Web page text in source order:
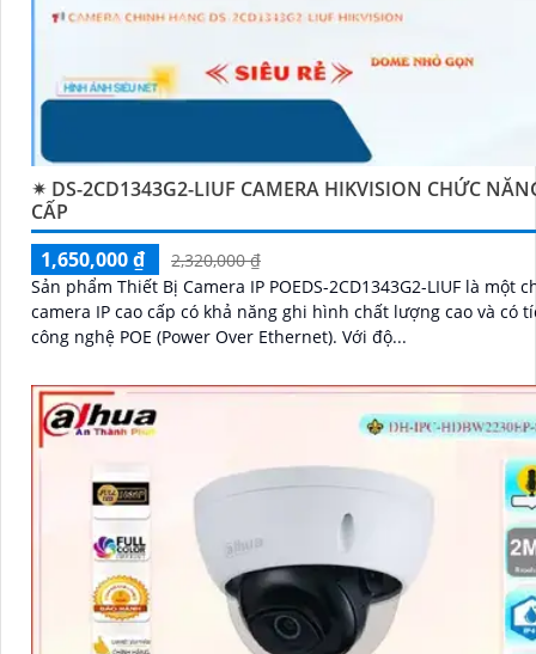
✴ DS-2CD1343G2-LIUF CAMERA HIKVISION CHỨC
CẤP
1,650,000 ₫
2,320,000 ₫
Sản phẩm Thiết Bị Camera IP POEDS-2CD1343G2-LIUF là một
camera IP cao cấp có khả năng ghi hình chất lượng cao và có
công nghệ POE (Power Over Ethernet). Với độ...